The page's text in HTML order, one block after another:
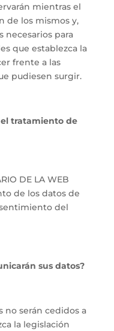
mientras el
de los mismos y,
necesarios para
que establezca la
frente a las
pudiesen surgir.
tratamiento de
DE LA WEB
de los datos de
del
sus datos?
no serán cedidos a
la legislación